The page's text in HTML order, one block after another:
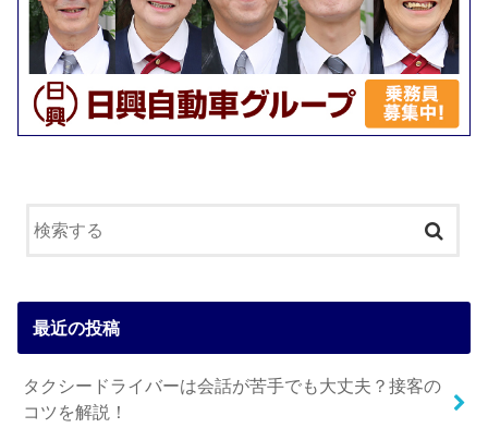
最近の投稿
タクシードライバーは会話が苦手でも大丈夫？接客の
コツを解説！